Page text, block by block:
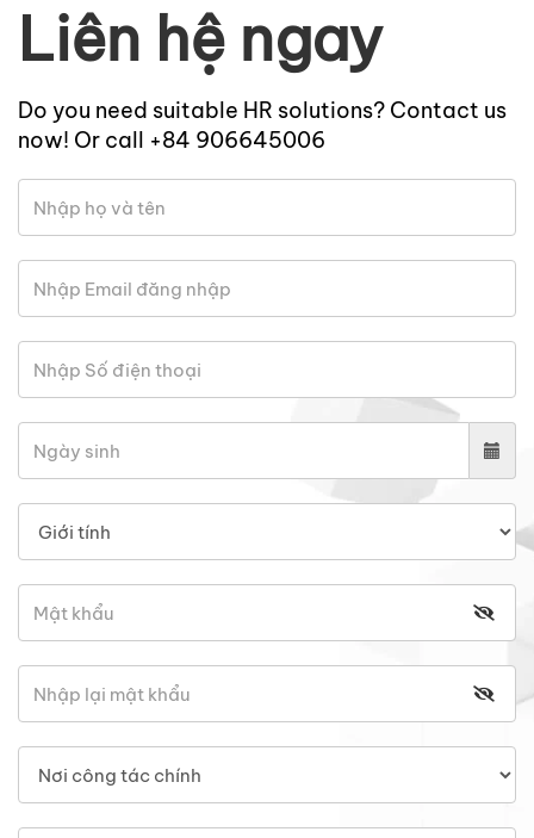
Liên hệ ngay
Do you need suitable HR solutions? Contact us
now! Or call +84 906645006